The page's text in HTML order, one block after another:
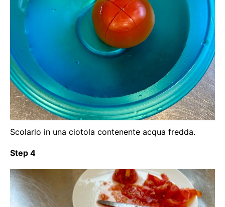
Scolarlo in una ciotola contenente acqua fredda.
Step 4